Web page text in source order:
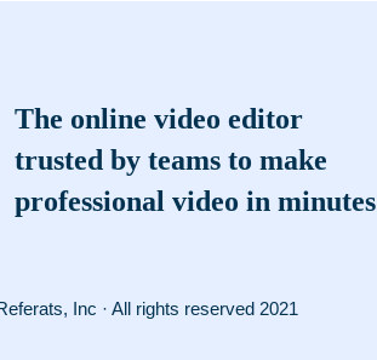
The online video editor
trusted by teams to make
professional video in minutes
Inc · All rights reserved 2021